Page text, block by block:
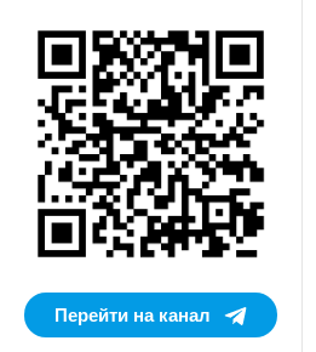
Перейти на канал